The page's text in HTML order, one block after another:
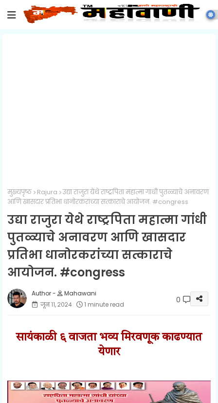
मुख्यपृष्ठ Rajura
उद्या राजुरा येथे राष्ट्रपिता महात्मा गांधी पुतळ्याचे अनावरण
आणि खासदार प्रतिभा धानोरकरांच्या सत्काराचे आयोजन. #congress
उद्या राजुरा येथे राष्ट्रपिता महात्मा गांधी
पुतळ्याचे अनावरण आणि खासदार
प्रतिभा धानोरकरांच्या सत्काराचे
आयोजन. #congress
Mahawani
जून ११, २०२४
1 minute read 0
सायंकाळी ६ वाजता भव्य मिरवणूक काढण्यात
येणार